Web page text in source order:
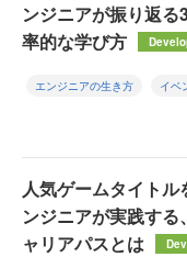
ンジニアが振り返
率的な学び方
エンジニアの生き方 イベ
人気ゲームタイト
ンジニアが実践す
ャリアパスとは